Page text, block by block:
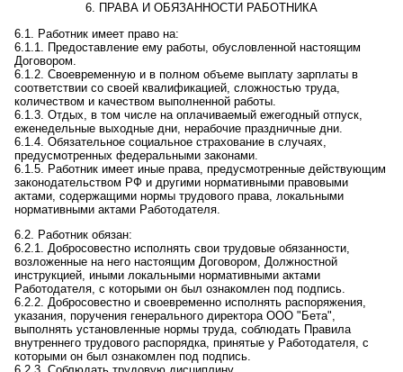
6. ПРАВА И ОБЯЗАННОСТИ РАБОТНИКА
6.1. Работник имеет право на:
6.1.1. Предоставление ему работы, обусловленной настоящим
Договором.
6.1.2. Своевременную и в полном объеме выплату зарплаты в
соответствии со своей квалификацией, сложностью труда,
количеством и качеством выполненной работы.
6.1.3. Отдых, в том числе на оплачиваемый ежегодный отпуск,
еженедельные выходные дни, нерабочие праздничные дни.
6.1.4. Обязательное социальное страхование в случаях,
предусмотренных федеральными законами.
6.1.5. Работник имеет иные права, предусмотренные действующим
законодательством РФ и другими нормативными правовыми
актами, содержащими нормы трудового права, локальными
нормативными актами Работодателя.
6.2. Работник обязан:
6.2.1. Добросовестно исполнять свои трудовые обязанности,
возложенные на него настоящим Договором, Должностной
инструкцией, иными локальными нормативными актами
Работодателя, с которыми он был ознакомлен под подпись.
6.2.2. Добросовестно и своевременно исполнять распоряжения,
указания, поручения генерального директора ООО "Бета"
выполнять установленные нормы труда, соблюдать Правила
внутреннего трудового распорядка, принятые у Работодателя, с
которыми он был ознакомлен под подпись.